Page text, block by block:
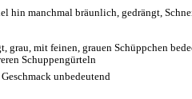
hin manchmal bräunlich, gedrängt,
grau, mit feinen, grauen Schüppchen
Schuppengürteln
unbedeutend